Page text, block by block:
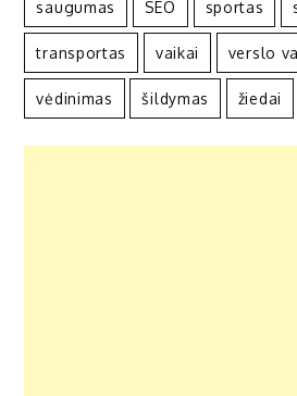
saugumas SEO sportas
transportas vaikai verslo
vėdinimas šildymas žiedai